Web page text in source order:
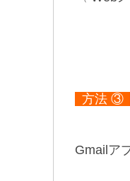
方法 ③
Gmailア